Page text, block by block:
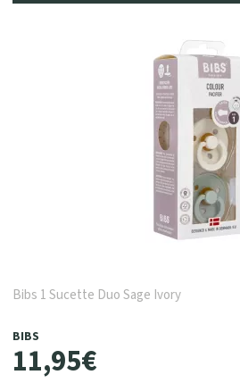
Bibs 1 Sucette Duo Sage Ivory
BIBS
11,95€